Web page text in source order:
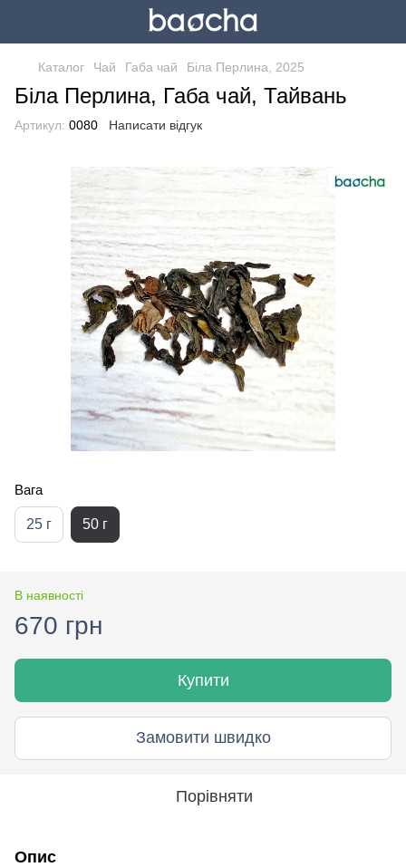
Каталог Чай Габа чай Біла Перлина, 2025
Біла Перлина, Габа чай, Тайвань
Артикул: 0080 Написати відгук
Вага
25 г 50 г
В наявності
670 грн
Купити
Замовити швидко
Порівняти
Опис